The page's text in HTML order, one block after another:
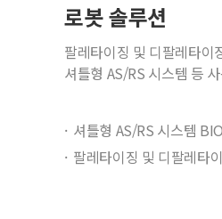
로봇 솔루션
팔레타이징 및 디팔레타이
셔틀형 AS/RS 시스템 등
셔틀형 AS/RS 시스템
팔레타이징 및 디팔레타